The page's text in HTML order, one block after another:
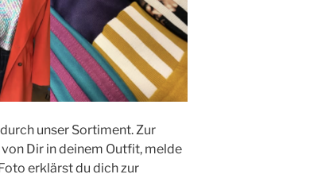
unser Sortiment. Zur
Dir in deinem Outfit, melde
erklärst du dich zur